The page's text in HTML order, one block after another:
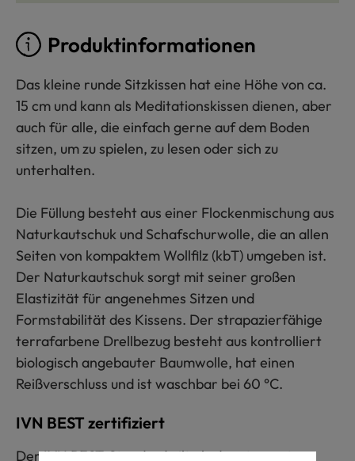
Produktinformationen
Das kleine runde Sitzkissen hat eine Höhe von ca.
15 cm und kann als Meditationskissen dienen, aber
auch für alle, die einfach gerne auf dem Boden
sitzen, um zu spielen, zu lesen oder sich zu
unterhalten.
Die Füllung besteht aus einer Flockenmischung aus
Naturkautschuk und Schafschurwolle, die an allen
Seiten von kompaktem Wollfilz (kbT) umgeben ist.
Der Naturkautschuk sorgt mit seiner großen
Elastizität für angenehmes Sitzen und
Formstabilität des Kissens. Der strapazierfähige
terrafarbene Drellbezug besteht aus kontrolliert
biologisch angebauter Baumwolle, hat einen
Reißverschluss und ist waschbar bei 60 °C.
IVN BEST zertifiziert
Der IVN BEST-Standard gilt als das strengste